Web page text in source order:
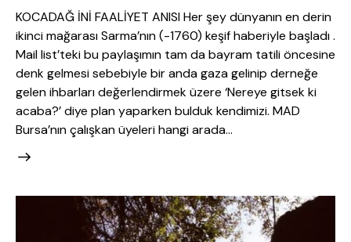
KOCADAĞ İNİ FAALİYET ANISI Her şey dünyanın en derin
ikinci mağarası Sarma’nın (-1760) keşif haberiyle başladı .
Mail list’teki bu paylaşımın tam da bayram tatili öncesine
denk gelmesi sebebiyle bir anda gaza gelinip derneğe
gelen ihbarları değerlendirmek üzere ‘Nereye gitsek ki
acaba?’ diye plan yaparken bulduk kendimizi. MAD
Bursa’nın çalışkan üyeleri hangi arada…